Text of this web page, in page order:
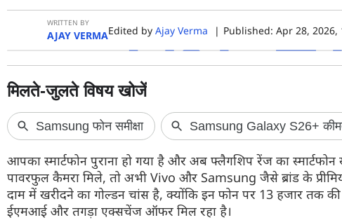
वीडियो
डील्स
WRITTEN BY
AJAY VERMAEdited by Ajay Verma | Published: Apr 28, 2026,
आपका स्मार्टफोन पुराना हो गया है और अब फ्लैगशिप रेंज का
पावरफुल कैमरा मिले, तो अभी Vivo और Samsung जैसे ब्रांड के
दाम में खरीदने का गोल्डन चांस है, क्योंकि इन फोन पर 13 हजार तक की
ईएमआई और तगड़ा एक्सचेंज ऑफर मिल रहा है।